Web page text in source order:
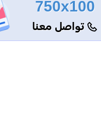
750x100
تواصل معنا